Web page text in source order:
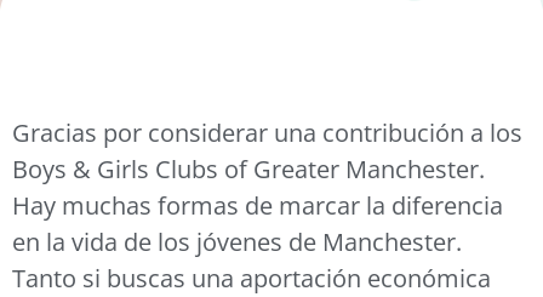
Gracias por considerar una contribución a los
Boys & Girls Clubs of Greater Manchester.
Hay muchas formas de marcar la diferencia
en la vida de los jóvenes de Manchester.
Tanto si buscas una aportación económica